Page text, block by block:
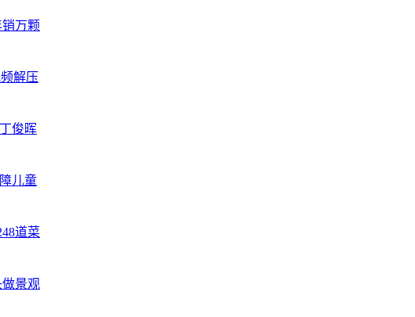
万颗
解压
俊晖
儿童
道菜
景观